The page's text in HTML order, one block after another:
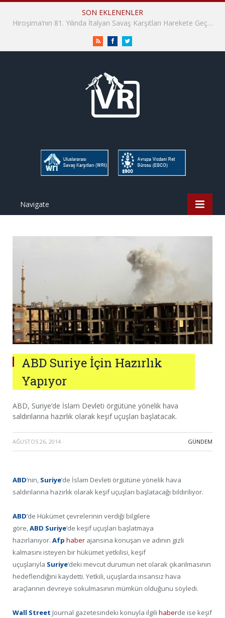
SON EKLENENLER
İHD İstanbul Şube Vicdani Ret Komisyonu: Vicdani Retçiler Olarak Destek İçin Buradayız!
RSS FacebookTwitter
Navigate
ABD Suriye İçin Hazırlık
Yapıyor
ABD, Suriye’de İslam Devleti örgütüne yönelik hava
saldırılarına hazırlık olarak keşif uçuşları başlatacak.
AĞUSTOS 26, 2014 · GÜNDEM
ABD‘nin, Suriye‘de İslam Devleti örgütüne yönelik hava
saldırılarına hazırlık olarak keşif uçuşları başlatacağı bildiriliyor.
ABD‘de Hükümet çevrelerinin verdiği bilgilere
göre,ABD Suriye‘de keşif uçuşları başlatmaya
hazırlanıyor. Afp haber ajansına konuşan ve adının gizli
kalmasını isteyen bir hükümet yetkilisi, keşif
uçuşlarıyla Suriye‘deki mevcut durumun net olarak çıkarılmasının
hedeflendiğini kaydetti. Yetkili, uçuşlarda insansız hava
araçlarının devreye sokulmasının mümkün olduğunu söyledi.
Wall Street Journal gazetesindeki konuyla ilgili haberde ise keşif